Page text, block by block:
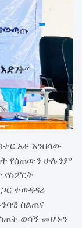
አቶ አንበሳው
የሰጠውን ሁሉንም
የስፖርት
ተወዳዳሪ
ስልጠና
ወሳኝ መሆኑን